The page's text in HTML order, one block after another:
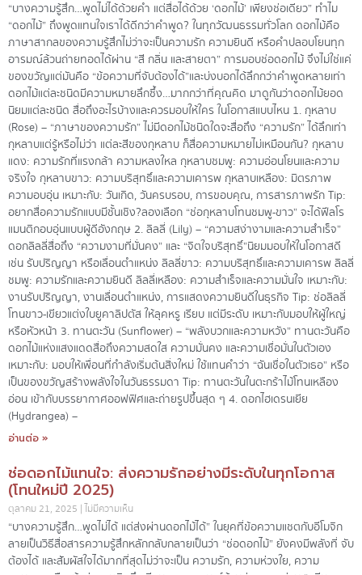
“บางความรู้สึก…พูดไม่ได้ด้วยคำ แต่สื่อได้ด้วย ‘ดอกไม้’ เพียงช่อเดียว” ทำไม
“ดอกไม้” ถึงพูดแทนใจเราได้ดีกว่าคำพูด? ในทุกวัฒนธรรมทั่วโลก ดอกไม้คือ
ภาษาสากลของความรู้สึกไม่ว่าจะเป็นความรัก ความยินดี หรือคำปลอบโยนทุก
อารมณ์ล้วนถ่ายทอดได้ผ่าน “สี กลิ่น และสายตา” การมอบช่อดอกไม้ จึงไม่ใช่แค่
ของขวัญแต่มันคือ “ข้อความที่จับต้องได้”และบ่งบอกได้ลึกกว่าคำพูดหลายเท่า
ดอกไม้แต่ละชนิดมีความหมายลึกซึ้ง…มากกว่าที่คุณคิด มาดูกันว่าดอกไม้ยอด
นิยมแต่ละชนิด สื่อถึงอะไรบ้างและควรมอบให้ใคร ในโอกาสแบบไหน 1. กุหลาบ
(Rose) – “ภาษาของความรัก” ไม่มีดอกไม้ชนิดใดจะสื่อถึง “ความรัก” ได้ลึกเท่า
กุหลาบแต่รู้หรือไม่ว่า แต่ละสีของกุหลาบ ก็สื่อความหมายไม่เหมือนกัน? กุหลาบ
แดง: ความรักที่แรงกล้า ความหลงใหล กุหลาบชมพู: ความอ่อนโยนและความ
จริงใจ กุหลาบขาว: ความบริสุทธิ์และความเคารพ กุหลาบเหลือง: มิตรภาพ
ความอบอุ่น เหมาะกับ: วันเกิด, วันครบรอบ, การขอบคุณ, การสารภาพรัก Tip:
อยากสื่อความรักแบบมีชั้นเชิง?ลองเลือก “ช่อกุหลาบโทนชมพู-ขาว” จะได้ฟีลโร
แมนติกอบอุ่นแบบผู้ดีอังกฤษ 2. ลิลลี่ (Lily) – “ความสง่างามและความสำเร็จ”
ดอกลิลลี่สื่อถึง “ความงามที่มั่นคง” และ “จิตใจบริสุทธิ์”นิยมมอบให้ในโอกาสดี
เช่น รับปริญญา หรือเลื่อนตำแหน่ง ลิลลี่ขาว: ความบริสุทธิ์และความเคารพ ลิลลี่
ชมพู: ความรักและความยินดี ลิลลี่เหลือง: ความสำเร็จและความมั่นใจ เหมาะกับ:
งานรับปริญญา, งานเลื่อนตำแหน่ง, การแสดงความยินดีในธุรกิจ Tip: ช่อลิลลี่
โทนขาว-เขียวแต่งใบยูคาลิปตัส ให้ลุคหรู เรียบ แต่มีระดับ เหมาะกับมอบให้ผู้ใหญ่
หรือหัวหน้า 3. ทานตะวัน (Sunflower) – “พลังบวกและความหวัง” ทานตะวันคือ
ดอกไม้แห่งแสงแดด สื่อถึงความสดใส ความมั่นคง และความเชื่อมั่นในตัวเอง
เหมาะกับ: มอบให้เพื่อนที่กำลังเริ่มต้นสิ่งใหม่ ใช้แทนคำว่า “ฉันเชื่อในตัวเธอ” หรือ
เป็นของขวัญสร้างพลังใจในวันธรรมดา Tip: ทานตะวันในตะกร้าไม้โทนเหลือง
อ่อน เข้ากับบรรยากาศออฟฟิศและถ่ายรูปขึ้นสุด ๆ 4. ดอกไฮเดรนเยีย
(Hydrangea) –
อ่านต่อ »
ช่อดอกไม้แทนใจ: ส่งความรักอย่างมีระดับในทุกโอกาส
(โทนใหม่ปี 2025)
ตุลาคม 21, 2025 ไม่มีความเห็น
“บางความรู้สึก…พูดไม่ได้ แต่ส่งผ่านดอกไม้ได้” ในยุคที่ข้อความแชตกับอีโมจิก
ลายเป็นวิธีสื่อสารความรู้สึกหลักกลับกลายเป็นว่า “ช่อดอกไม้” ยังคงมีพลังที่ จับ
ต้องได้ และสัมผัสใจได้มากที่สุดไม่ว่าจะเป็น ความรัก, ความห่วงใย, ความ